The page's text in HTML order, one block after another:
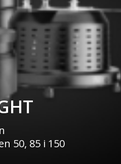
50, 85 i 150